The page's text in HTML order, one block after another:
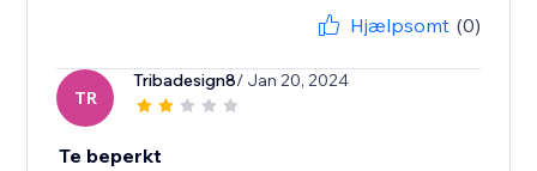
Hjælpsomt (0)
TR
Tribadesign8/ Jan 20, 2024
Te beperkt